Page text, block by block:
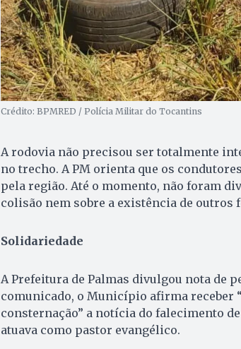
Crédito: BPMRED / Polícia Militar do Tocantins
A rodovia não precisou ser totalmente
no trecho. A PM orienta que os
pela região. Até o momento, não foram
colisão nem sobre a existência de outros
Solidariedade
A Prefeitura de Palmas divulgou nota de
comunicado, o Município afirma receber
consternação” a notícia do falecimento
atuava como pastor evangélico.